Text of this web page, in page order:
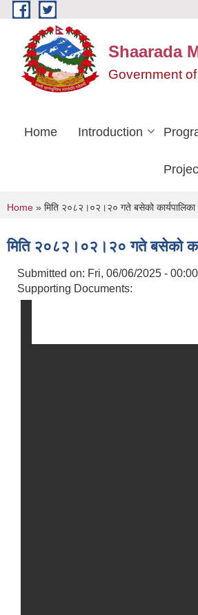
Skip to main content
Shaarada
Government
Home Introduction
You are here
Home » मिति २०८२।०२।२० गते बसेको
मिति २०८२।०२।२० गते बसेको
Submitted on: Fri, 06/06/2025 - 00:00
Supporting Documents: